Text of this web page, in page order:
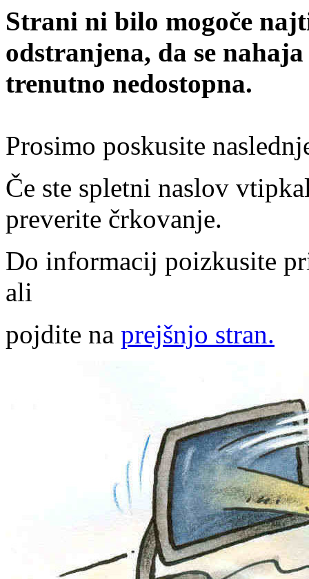
Strani ni bilo mogoče
odstranjena, da se
trenutno nedostopna.
Prosimo poskusite
Če ste spletni naslov
preverite črkovanje.
Do informacij poizkusite
ali
pojdite na prejšnjo stran.